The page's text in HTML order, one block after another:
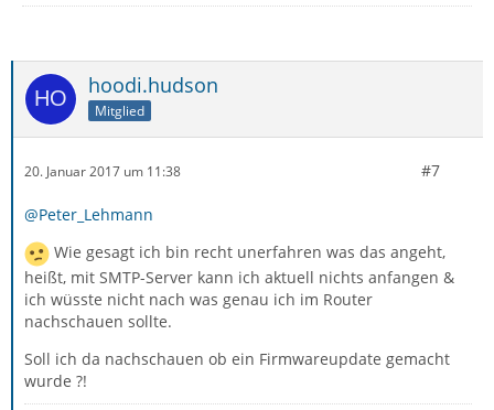
hoodi.hudson
Mitglied
20. Januar 2017 um 11:38 #7
@Peter_Lehmann
Wie gesagt ich bin recht unerfahren was das angeht,
heißt, mit SMTP-Server kann ich aktuell nichts anfangen &
ich wüsste nicht nach was genau ich im Router
nachschauen sollte.
Soll ich da nachschauen ob ein Firmwareupdate gemacht
wurde ?!